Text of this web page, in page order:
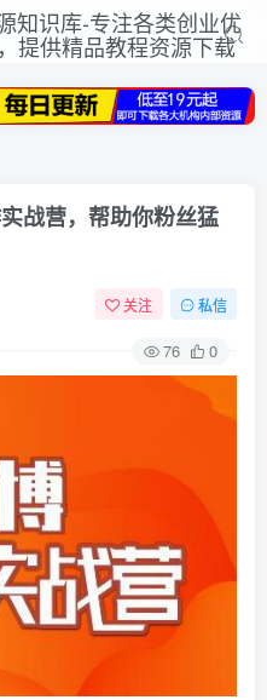
战营，帮助你粉丝猛
关注 私信
76 0